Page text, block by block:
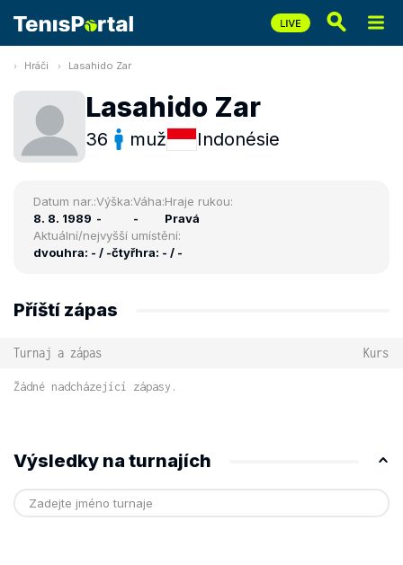
Hráči Lasahido Zar
Lasahido Zar
36 muž Indonésie
Datum nar.:
8. 8. 1989
Výška:
-
Váha:
-
Hraje rukou:
Pravá
Aktuální/nejvyšší umístění:
dvouhra: - / -čtyřhra: - / -
Příští zápas
Turnaj a zápas Kurs
Žádné nadcházející zápasy.
Výsledky na turnajích